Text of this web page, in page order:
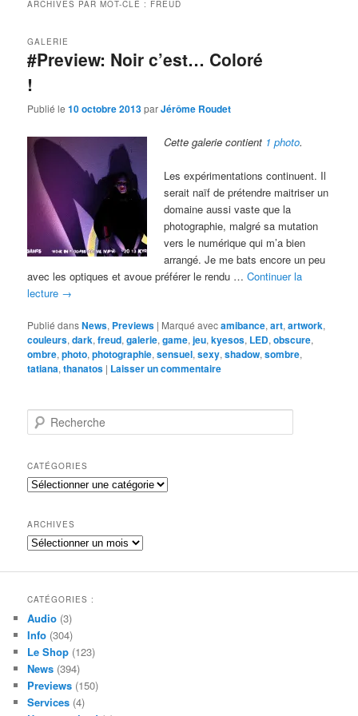
ARCHIVES PAR MOT-CLÉ : FREUD
#Preview: Noir c’est… Coloré
!
GALERIE
Publié le10 octobre 2013parJérôme Roudet
Cette galerie contient 1 photo.
Les expérimentations continuent. Il
serait naïf de prétendre maitriser un
domaine aussi vaste que la
photographie, malgré sa mutation
vers le numérique qui m’a bien
arrangé. Je me bats encore un peu
avec les optiques et avoue préférer le rendu …Continuer la
lecture →
Publié dansNews, Previews | Marqué avecamibance,art,artwork,
couleurs,dark,freud,galerie,game,jeu,kyesos, LED,obscure,
ombre,photo,photographie,sensuel,sexy,shadow,sombre,
tatiana,thanatos | Laisser un commentaire
e
h
e
r
h
e
CATÉGORIES
Catégories
ARCHIVES
Archives
CATÉGORIES :
Audio (3)
Info (304)
Le Shop (123)
News (394)
Previews (150)
Services (4)